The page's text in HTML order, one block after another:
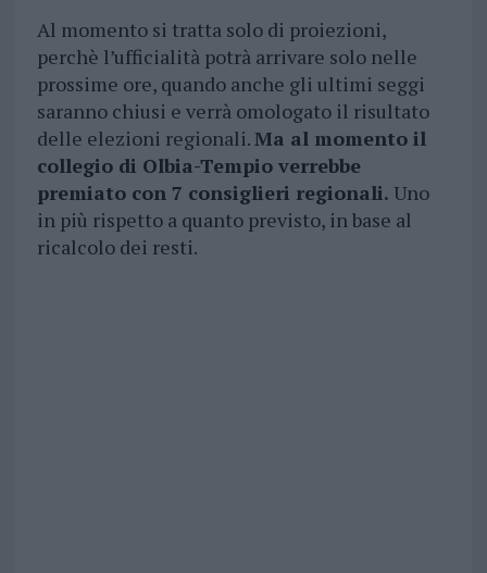
Al momento si tratta solo di proiezioni,
perchè l’ufficialità potrà arrivare solo nelle
prossime ore, quando anche gli ultimi seggi
saranno chiusi e verrà omologato il risultato
delle elezioni regionali.Ma al momento il
collegio di Olbia-Tempio verrebbe
premiato con 7 consiglieri regionali. Uno
in più rispetto a quanto previsto, in base al
ricalcolo dei resti.